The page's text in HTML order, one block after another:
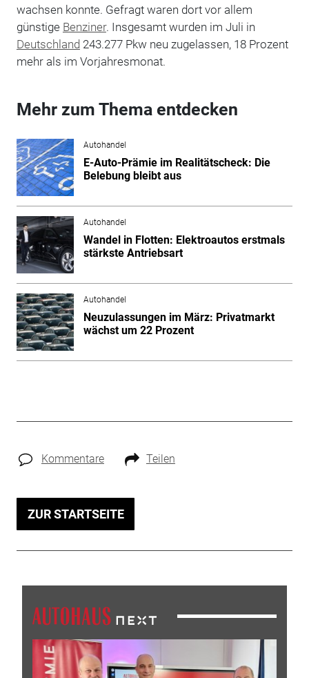
wachsen konnte. Gefragt waren dort vor allem
günstige Benziner. Insgesamt wurden im Juli in
Deutschland 243.277 Pkw neu zugelassen, 18 Prozent
mehr als im Vorjahresmonat.
Mehr zum Thema entdecken
Autohandel
E-Auto-Prämie im Realitätscheck: Die
Belebung bleibt aus
Autohandel
Wandel in Flotten: Elektroautos erstmals
stärkste Antriebsart
Autohandel
Neuzulassungen im März: Privatmarkt
wächst um 22 Prozent
Kommentare Teilen
ZUR STARTSEITE